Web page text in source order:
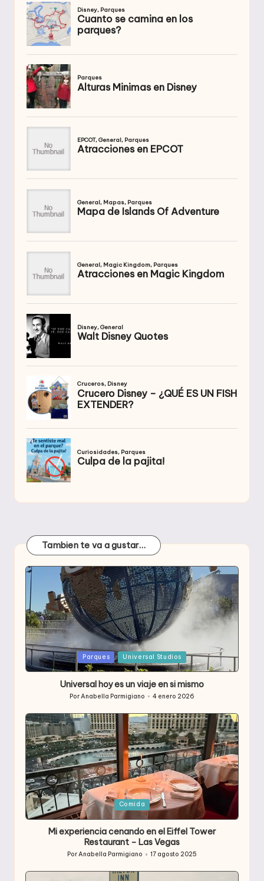
Tambien te va a gustar…
Publicada
en
Parques Universal Studios
Universal hoy es un viaje en si mismo
Publicado
PorAnabella Parmigiano 4 enero 2026
Publicada
en
Comida
Mi experiencia cenando en el Eiffel Tower
Restaurant – Las Vegas
Publicado
por
PorAnabella Parmigiano 17 agosto 2025